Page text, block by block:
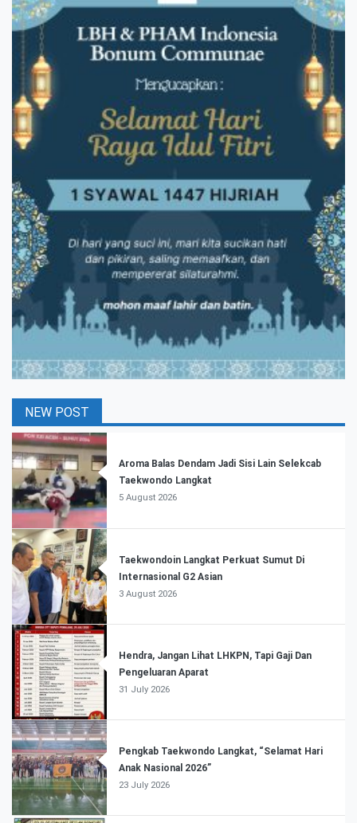
NEW POST
Aroma Balas Dendam Jadi Sisi Lain Selekcab
Taekwondo Langkat
5 August 2026
Taekwondoin Langkat Perkuat Sumut Di
Internasional G2 Asian
3 August 2026
Hendra, Jangan Lihat LHKPN, Tapi Gaji Dan
Pengeluaran Aparat
31 July 2026
Pengkab Taekwondo Langkat, “Selamat Hari
Anak Nasional 2026”
23 July 2026